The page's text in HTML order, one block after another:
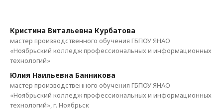
Кристина Витальевна Курбатова
мастер производственного обучения ГБПОУ ЯНАО
«Ноябрьский колледж профессиональных и информационных
технологий»
Юлия Наильевна Банникова
мастер производственного обучения ГБПОУ ЯНАО
«Ноябрьский колледж профессиональных и информационных
технологий», г. Ноябрьск